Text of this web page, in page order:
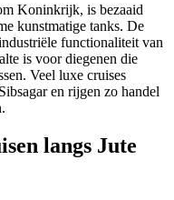
Koninkrijk, is bezaaid
kunstmatige tanks. De
functionaliteit van
is voor diegenen die
Veel luxe cruises
en rijgen zo handel
langs Jute